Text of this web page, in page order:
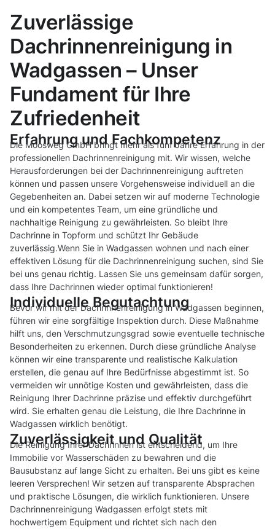
Zuverlässige
Dachrinnenreinigung in
Wadgassen – Unser
Fundament für Ihre
Zufriedenheit
Erfahrung und Fachkompetenz
Die Moosweg GmbH bringt mehr als fünf Jahre Erfahrung in der
professionellen Dachrinnenreinigung mit. Wir wissen, welche
Herausforderungen bei der Dachrinnenreinigung auftreten
können und passen unsere Vorgehensweise individuell an die
Gegebenheiten an. Dabei setzen wir auf moderne Technologie
und ein kompetentes Team, um eine gründliche und
nachhaltige Reinigung zu gewährleisten. So bleibt Ihre
Dachrinne in Topform und schützt Ihr Gebäude
zuverlässig.Wenn Sie in Wadgassen wohnen und nach einer
effektiven Lösung für die Dachrinnenreinigung suchen, sind Sie
bei uns genau richtig. Lassen Sie uns gemeinsam dafür sorgen,
dass Ihre Dachrinnen wieder optimal funktionieren!
Individuelle Begutachtung
Bevor wir mit der Dachrinnenreinigung in Wadgassen beginnen,
führen wir eine sorgfältige Inspektion durch. Diese Maßnahme
hilft uns, den Verschmutzungsgrad sowie eventuelle technische
Besonderheiten zu erkennen. Durch diese gründliche Analyse
können wir eine transparente und realistische Kalkulation
erstellen, die genau auf Ihre Bedürfnisse abgestimmt ist. So
vermeiden wir unnötige Kosten und gewährleisten, dass die
Reinigung Ihrer Dachrinne präzise und effektiv durchgeführt
wird. Sie erhalten genau die Leistung, die Ihre Dachrinne in
Wadgassen wirklich benötigt.
Zuverlässigkeit und Qualität
Die Reinigung Ihrer Dachrinnen ist entscheidend, um Ihre
Immobilie vor Wasserschäden zu bewahren und die
Bausubstanz auf lange Sicht zu erhalten. Bei uns gibt es keine
leeren Versprechen! Wir setzen auf transparente Absprachen
und praktische Lösungen, die wirklich funktionieren. Unsere
Dachrinnenreinigung Wadgassen erfolgt stets mit
hochwertigem Equipment und richtet sich nach den